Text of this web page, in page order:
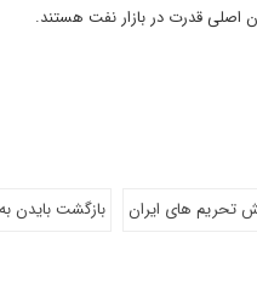
اصلی قدرت در بازار نفت هستند.
تحریم های ایران بازگشت بایدن